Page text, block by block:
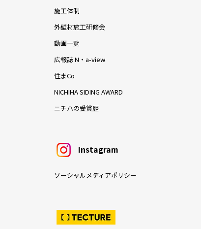
施工体制
外壁材施工研修会
動画一覧
広報誌 N・a-view
住まCo
NICHIHA SIDING AWARD
ニチハの受賞歴
Instagram
ソーシャルメディアポリシー